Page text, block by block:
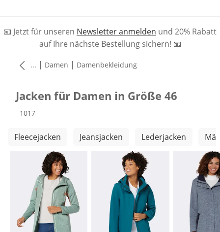
📧 Jetzt für unseren Newsletter anmelden und 20% Rabatt
auf Ihre nächste Bestellung sichern! 📧
... | Damen | Damenbekleidung
Jacken für Damen in Größe 46
Produkte
1017
Weitere Kategorien überspringen
Fleecejacken Jeansjacken Lederjacken